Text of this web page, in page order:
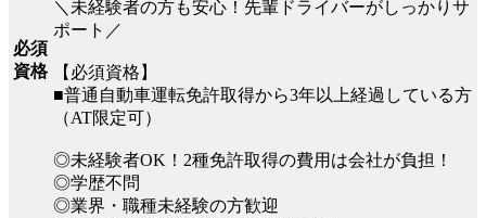
必須
資格
＼未経験者の方も安心！先輩ドライバーがしっかりサ
ポート／
【必須資格】
■普通自動車運転免許取得から3年以上経過している方
（AT限定可）
◎未経験者OK！2種免許取得の費用は会社が負担！
◎学歴不問
◎業界・職種未経験の方歓迎